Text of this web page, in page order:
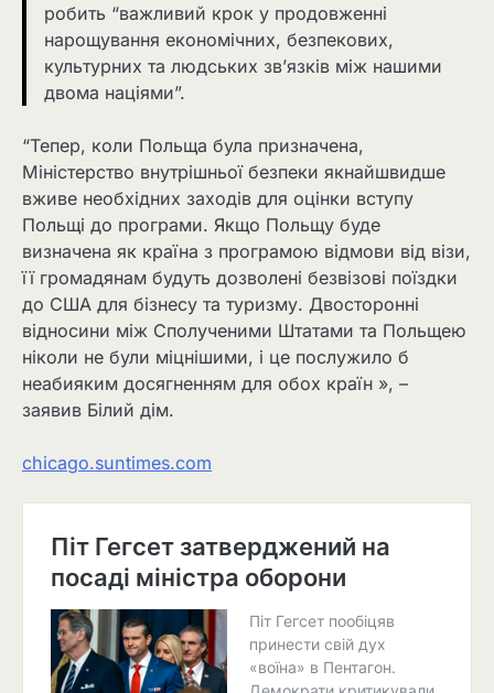
робить “важливий крок у продовженні
нарощування економічних, безпекових,
культурних та людських зв’язків між нашими
двома націями”.
“Тепер, коли Польща була призначена,
Міністерство внутрішньої безпеки якнайшвидше
вживе необхідних заходів для оцінки вступу
Польщі до програми. Якщо Польщу буде
визначена як країна з програмою відмови від візи,
її громадянам будуть дозволені безвізові поїздки
до США для бізнесу та туризму. Двосторонні
відносини між Сполученими Штатами та Польщею
ніколи не були міцнішими, і це послужило б
неабияким досягненням для обох країн », –
заявив Білий дім.
chicago.suntimes.com